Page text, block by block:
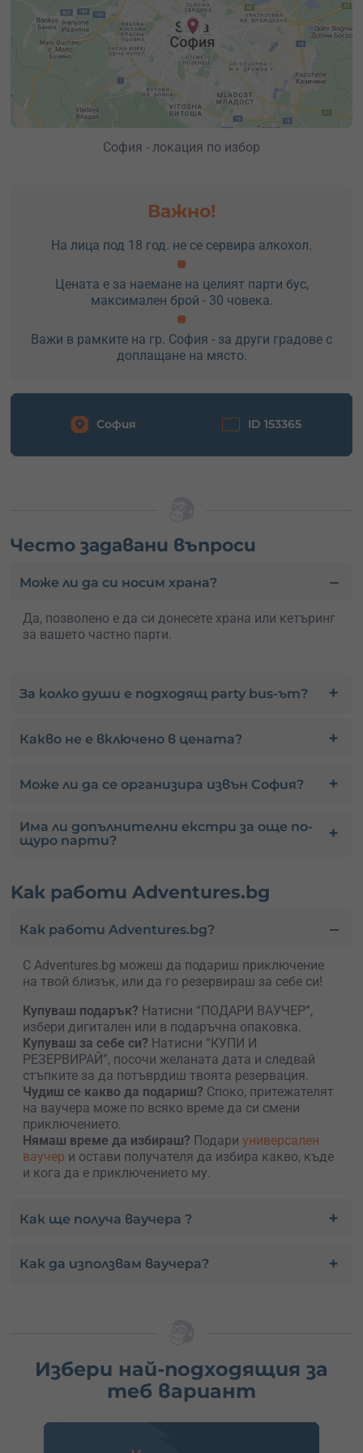
София - локация по избор
Важно!
На лица под 18 год. не се сервира алкохол.
Цената е за наемане на целият парти бус,
максимален брой - 30 човека.
Важи в рамките на гр. София - за други градове с
доплащане на място.
София ID 153365
Често задавани въпроси
Може ли да си носим храна?
Да, позволено е да си донесете храна или кетъринг
за вашето частно парти.
За колко души е подходящ party bus-ът?
Какво не е включено в цената?
Може ли да се организира извън София?
Има ли допълнителни екстри за още по-
щуро парти?
Kак работи Adventures.bg
Как работи Adventures.bg?
С Adventures.bg можеш да подариш приключение
на твой близък, или да го резервираш за себе си!
Купуваш подарък? Натисни “ПОДАРИ ВАУЧЕР”,
избери дигитален или в подаръчна опаковка.
Kупуваш за себе си? Натисни “КУПИ И
РЕЗЕРВИРАЙ”, посочи желаната дата и следвай
стъпките за да потъврдиш твоята резервация.
Чудиш се какво да подариш? Споко, притежателят
на ваучера може по всяко време да си смени
приключението.
Нямаш време да избираш? Подари универсален
ваучер и остави получателя да избира какво, къде
и кога да е приключението му.
Как ще получа ваучера ?
Как да използвам ваучера?
Избери най-подходящия за
теб вариант